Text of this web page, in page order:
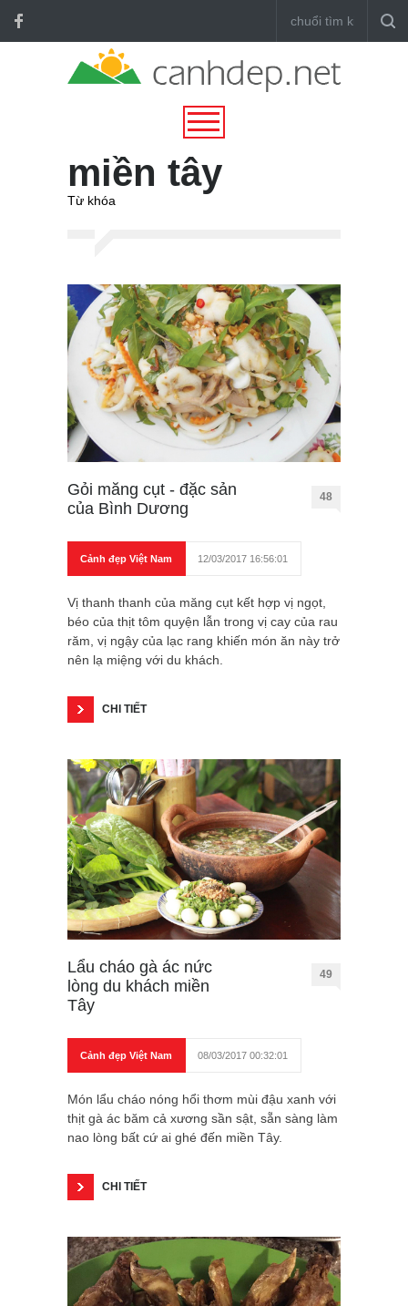
miền tây
Từ khóa
Gỏi măng cụt - đặc sản
của Bình Dương
48
Cảnh đẹp Việt Nam 12/03/2017 16:56:01
Vị thanh thanh của măng cụt kết hợp vị ngọt,
béo của thịt tôm quyện lẫn trong vị cay của rau
răm, vị ngậy của lạc rang khiến món ăn này trở
nên lạ miệng với du khách.
CHI TIẾT
Lẩu cháo gà ác nức
lòng du khách miền
Tây
49
Cảnh đẹp Việt Nam 08/03/2017 00:32:01
Món lẩu cháo nóng hổi thơm mùi đậu xanh với
thịt gà ác băm cả xương sần sật, sẵn sàng làm
nao lòng bất cứ ai ghé đến miền Tây.
CHI TIẾT